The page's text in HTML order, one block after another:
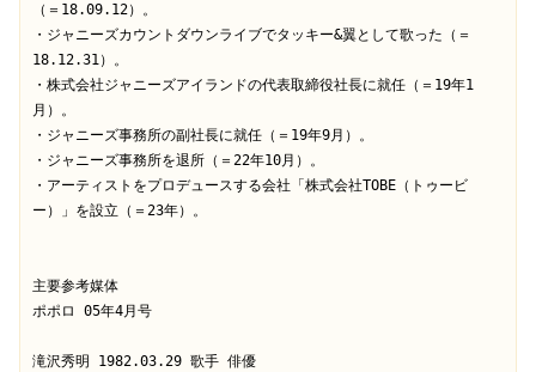
（＝18.09.12）。
・ジャニーズカウントダウンライブでタッキー&翼として歌った（＝
18.12.31）。
・株式会社ジャニーズアイランドの代表取締役社長に就任（＝19年1
月）。
・ジャニーズ事務所の副社長に就任（＝19年9月）。
・ジャニーズ事務所を退所（＝22年10月）。
・アーティストをプロデュースする会社「株式会社TOBE（トゥービ
ー）」を設立（＝23年）。
主要参考媒体
ポポロ 05年4月号
滝沢秀明 1982.03.29 歌手 俳優